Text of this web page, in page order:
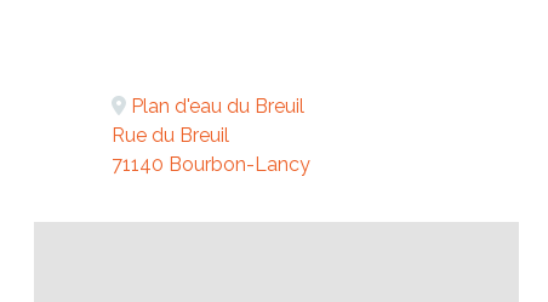
Plan d'eau du Breuil
Rue du Breuil
71140 Bourbon-Lancy